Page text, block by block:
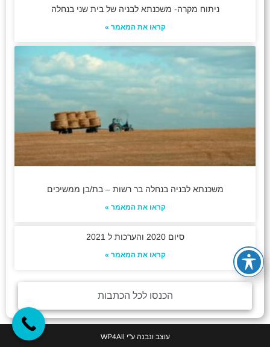
ניתוח מקרה- משכנתא לבניה של בית שני בנחלה
קראו את המאמר »
משכנתא לבניה בנחלה בר רשות – בת/בן ממשיכים
קראו את המאמר »
סיום 2020 והערכות ל 2021
קראו את המאמר »
הכנסו לכל הכתבות
עוצב ונבנה ע"י WP4All